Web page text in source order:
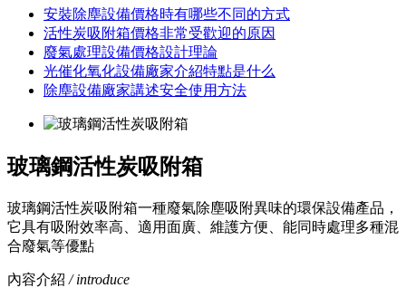
安裝除塵設備價格時有哪些不同的方式
活性炭吸附箱價格非常受歡迎的原因
廢氣處理設備價格設計理論
光催化氧化設備廠家介紹特點是什么
除塵設備廠家講述安全使用方法
玻璃鋼活性炭吸附箱
玻璃鋼活性炭吸附箱一種廢氣除塵吸附異味的環保設備產品，
它具有吸附效率高、適用面廣、維護方便、能同時處理多種混
合廢氣等優點
內容介紹 / introduce